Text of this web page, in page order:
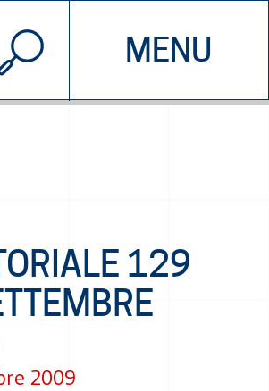
MENU
CHI SIAMO
© 2026 EDDYBURG
129
2009